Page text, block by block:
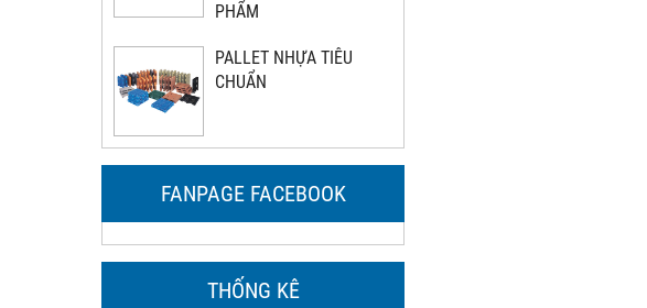
PHẨM
PALLET NHỰA TIÊU
CHUẨN
FANPAGE FACEBOOK
THỐNG KÊ